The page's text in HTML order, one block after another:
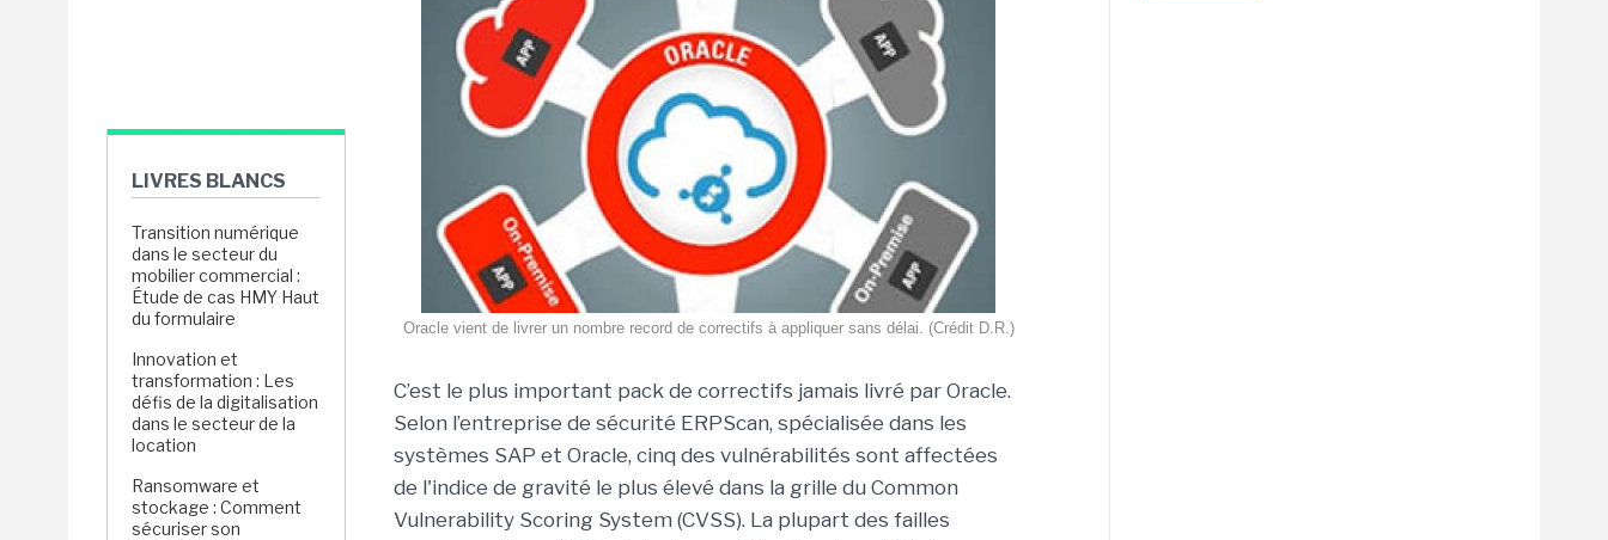
LIVRES BLANCS
Transition numérique
dans le secteur du
mobilier commercial :
Étude de cas HMY Haut
du formulaire
Innovation et
transformation : Les
défis de la digitalisation
dans le secteur de la
location
Ransomware et
stockage : Comment
sécuriser son
Oracle vient de livrer un nombre record de correctifs à appliquer sans délai. (Crédit D.R.)
C’est le plus important pack de correctifs jamais livré par Oracle.
Selon l’entreprise de sécurité ERPScan, spécialisée dans les
systèmes SAP et Oracle, cinq des vulnérabilités sont affectées
de l'indice de gravité le plus élevé dans la grille du Common
Vulnerability Scoring System (CVSS). La plupart des failles